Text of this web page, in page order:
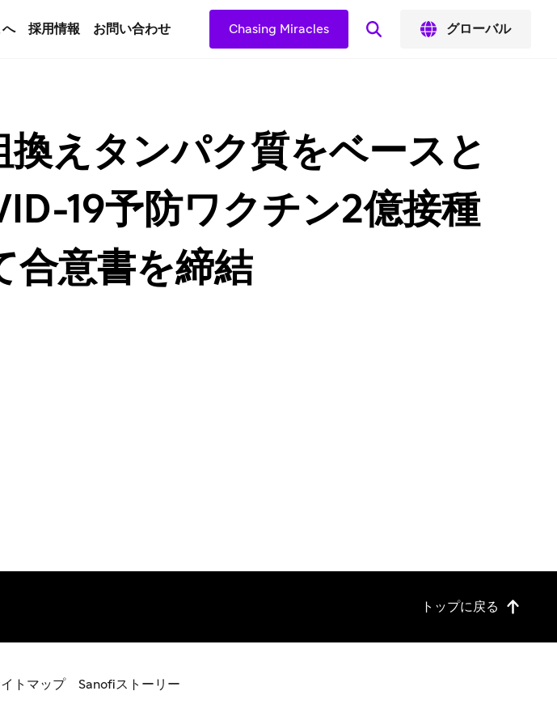
へ 採用情報 お問い合わせ Chasing Miracles グローバル
えタンパク質をベースと
19予防ワクチン2億接種
合意書を締結
トップに戻る
トマップ Sanofiストーリー